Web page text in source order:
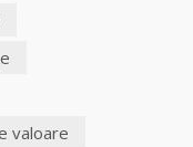
valoare